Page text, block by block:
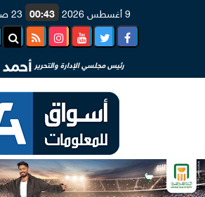
9 أغسطس 2026 00:43 23 صفر 1448
رئيس مجلسي الإدارة والتحرير